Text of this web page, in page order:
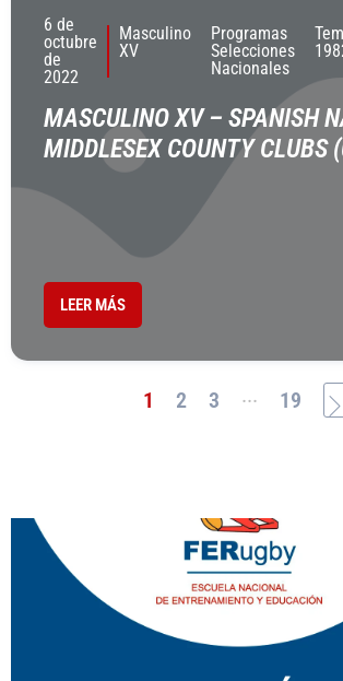
6 de
octubre
de
2022
Masculino
XV
Programas
Selecciones
Nacionales
MASCULINO XV – SPANISH
MIDDLESEX COUNTY
LEER MÁS
1 2 3 ... 19